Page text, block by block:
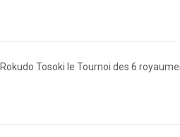
Rokudo Tosoki le Tournoi des 6